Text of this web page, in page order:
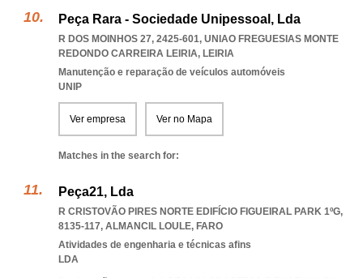
Peça Rara - Sociedade Unipessoal, Lda
R DOS MOINHOS 27, 2425-601, UNIAO FREGUESIAS MONTE
REDONDO CARREIRA LEIRIA, LEIRIA
Manutenção e reparação de veículos automóveis
UNIP
Ver empresa Ver no Mapa
Matches in the search for:
Peça21, Lda
R CRISTOVÃO PIRES NORTE EDIFÍCIO FIGUEIRAL PARK 1ºG,
8135-117, ALMANCIL LOULE, FARO
Atividades de engenharia e técnicas afins
LDA